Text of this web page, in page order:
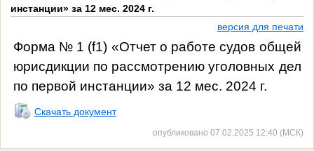
инстанции» за 12 мес. 2024 г.
версия для печати
Форма № 1 (f1) «Отчет о работе судов общей
юрисдикции по рассмотрению уголовных дел
по первой инстанции» за 12 мес. 2024 г.
Скачать документ
опубликовано 07.02.2025 12:40 (МСК)